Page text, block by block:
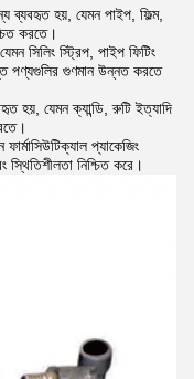
ব্যবহৃত হয়, যেমন পাইপ, ফিল্ম,
করতে।
সিলিং স্ট্রিপ, পাইপ ফিটিং
পণ্যগুলির গুণমান উন্নত করতে
হয়, যেমন ক্যান্ডি, রুটি ইত্যাদি
ফার্মাসিউটিক্যাল প্যাকেজিং
নিশ্চিত করে।